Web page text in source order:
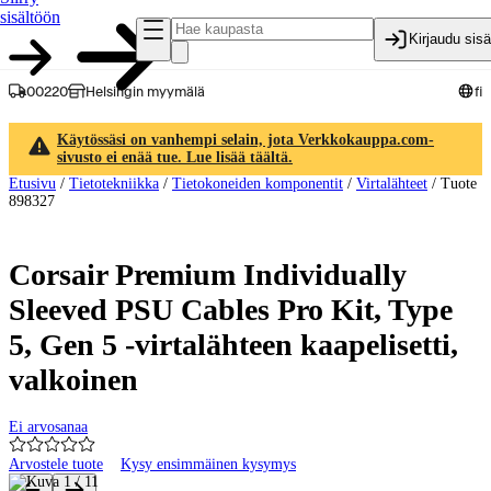
sisältöön
Kirjaudu
00220 Helsingin myymälä fi
Käytössäsi on vanhempi selain, jota Verkkokauppa.com-
sivusto ei enää tue. Lue lisää täältä.
Etusivu / Tietotekniikka / Tietokoneiden komponentit / Virtalähteet / Tuote
898327
Corsair Premium Individually
Sleeved PSU Cables Pro Kit, Type
5, Gen 5 -virtalähteen kaapelisetti,
valkoinen
Ei arvosanaa
Arvostele tuote Kysy ensimmäinen kysymys